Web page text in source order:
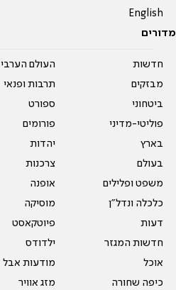
English
מדורים
חדשות
מבזקים
ביטחוני
פוליטי-מדיני
בארץ
בעולם
משפט ופלילים
כלכלה ונדל"ן
דעות
חדשות המגזר
אוכל
כיפה שחורה
העולם הערבי
תרבות ופנאי
ספורט
פורומים
יהדות
צרכנות
אופנה
מוסיקה
פיוטקאסט
ילדודס
מודעות אבל
מזג אוויר